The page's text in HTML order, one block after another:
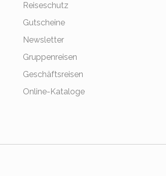
Reiseschutz
Gutscheine
Newsletter
Gruppenreisen
Geschäftsreisen
Online-Kataloge